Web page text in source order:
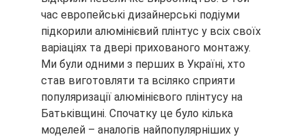
час европейські дизайнерські подіуми
підкорили алюмінієвий плінтус у всіх своїх
варіаціях та двері прихованого монтажу.
Ми були одними з перших в Україні, хто
став виготовляти та всіляко сприяти
популяризації алюмінієвого плінтусу на
Батьківщині. Спочатку це було кілька
моделей – аналогів найпопулярніших у